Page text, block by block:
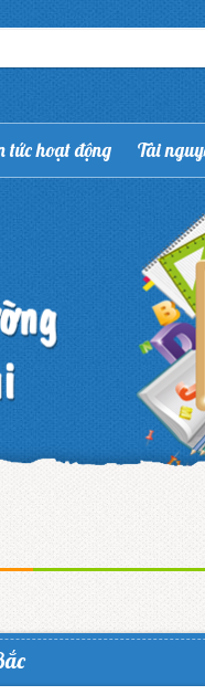
tức hoạt động Tài